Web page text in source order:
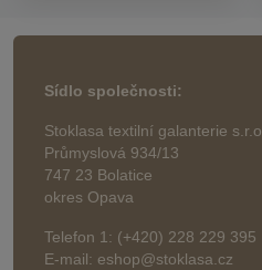
Sídlo společnosti:
Stoklasa textilní galanterie s.r.o.
Průmyslová 934/13
747 23 Bolatice
okres Opava
Telefon 1: (+420) 228 229 395
E-mail: eshop@stoklasa.cz